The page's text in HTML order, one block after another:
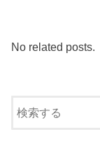
No related posts.